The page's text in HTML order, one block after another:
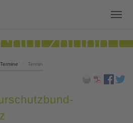
Termine Termin